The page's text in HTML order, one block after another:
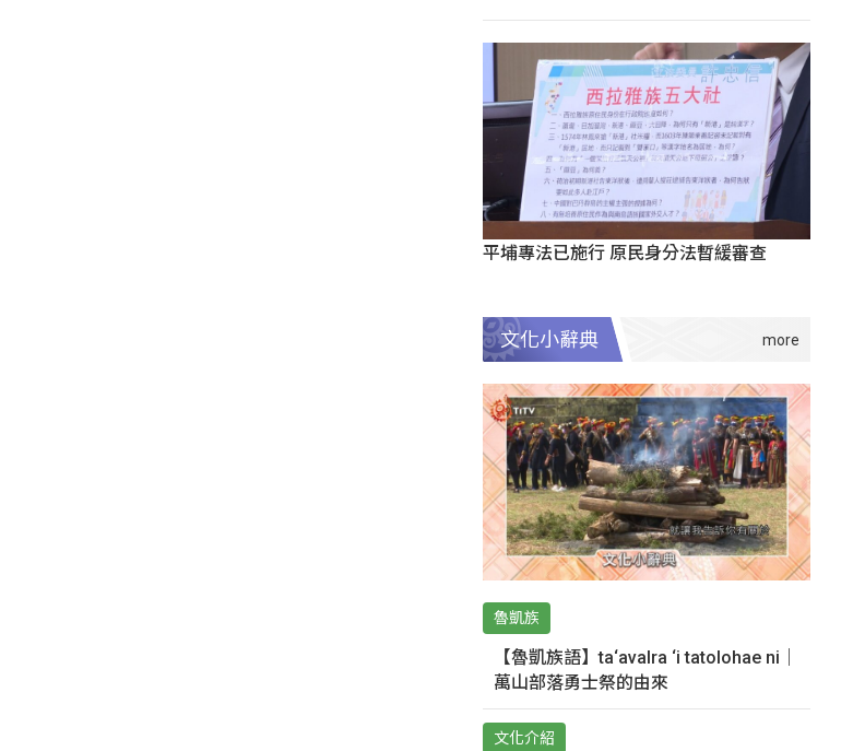
平埔專法已施行 原民身分法暫緩審查
文化小辭典
魯凱族
【魯凱族語】ta‘avalra ‘i tatolohae ni｜
萬山部落勇士祭的由來
文化介紹